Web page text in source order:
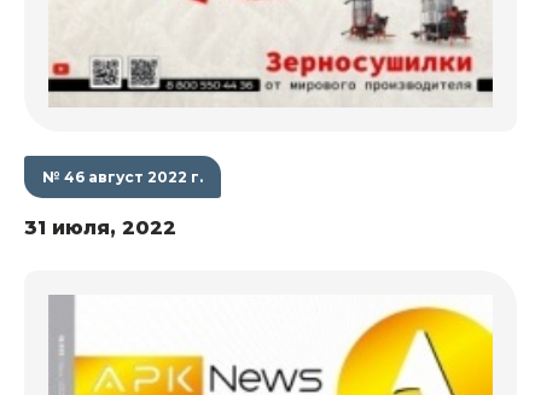
№ 46 август 2022 г.
31 июля, 2022